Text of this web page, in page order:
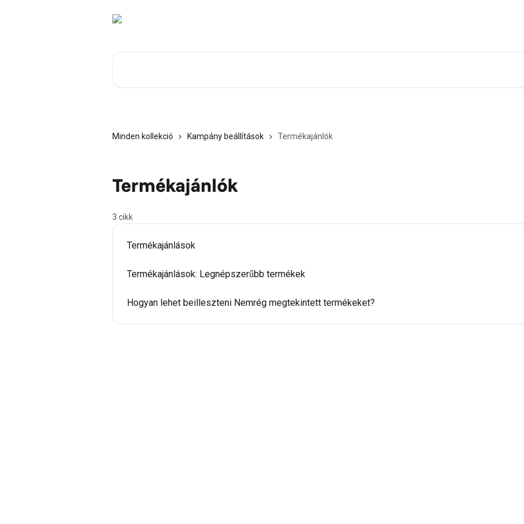
Minden kollekció Kampány beállítások Termékajánlók
Termékajánlók
3 cikk
Termékajánlások
Termékajánlások: Legnépszerűbb termékek
Hogyan lehet beilleszteni Nemrég megtekintett termékeket?